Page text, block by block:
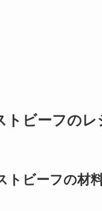
トビーフのレ
トビーフの材